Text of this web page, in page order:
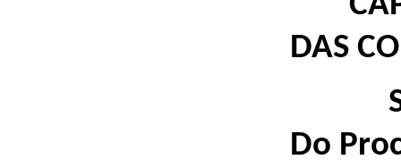
DAS
Do